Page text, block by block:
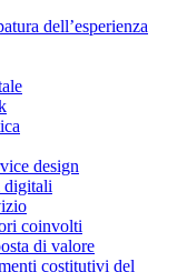
dell’esperienza
design
digitali
coinvolti
di valore
costitutivi del